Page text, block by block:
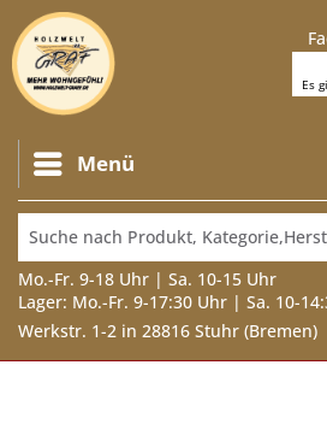
Menü
Mo.-Fr. 9-18 Uhr | Sa. 10-15 Uhr
Lager: Mo.-Fr. 9-17:30 Uhr | Sa. 10-
Werkstr. 1-2 in 28816 Stuhr (Bremen)
Es